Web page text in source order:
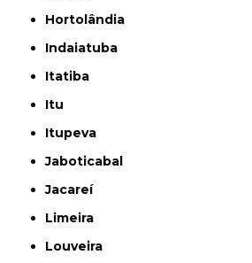
Hortolândia
Indaiatuba
Itatiba
Itu
Itupeva
Jaboticabal
Jacareí
Limeira
Louveira